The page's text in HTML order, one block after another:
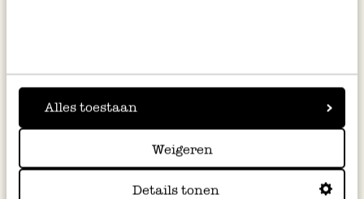
Alles toestaan
Weigeren
Details tonen